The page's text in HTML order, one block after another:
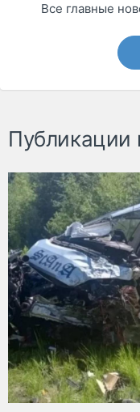
Все главные
Публикации